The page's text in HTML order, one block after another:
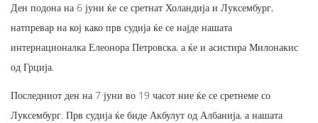
Ден подона на 6 јуни ќе се сретнат Холандија и Луксембург,
натпревар на кој како прв судија ќе се најде нашата
интернационалка Елеонора Петровска, а ќе и асистира Милонакис
од Грција.
Последниот ден на 7 јуни во 19 часот ние ќе се сретнеме со
Луксембург. Прв судија ќе биде Акбулут од Албанија, а нашата